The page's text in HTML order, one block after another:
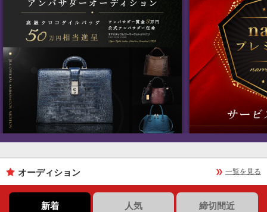
オーディション 一覧を見る
新着 人気 締切間近